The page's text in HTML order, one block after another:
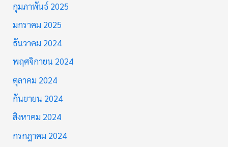
กุมภาพันธ์ 2025
มกราคม 2025
ธันวาคม 2024
พฤศจิกายน 2024
ตุลาคม 2024
กันยายน 2024
สิงหาคม 2024
กรกฎาคม 2024